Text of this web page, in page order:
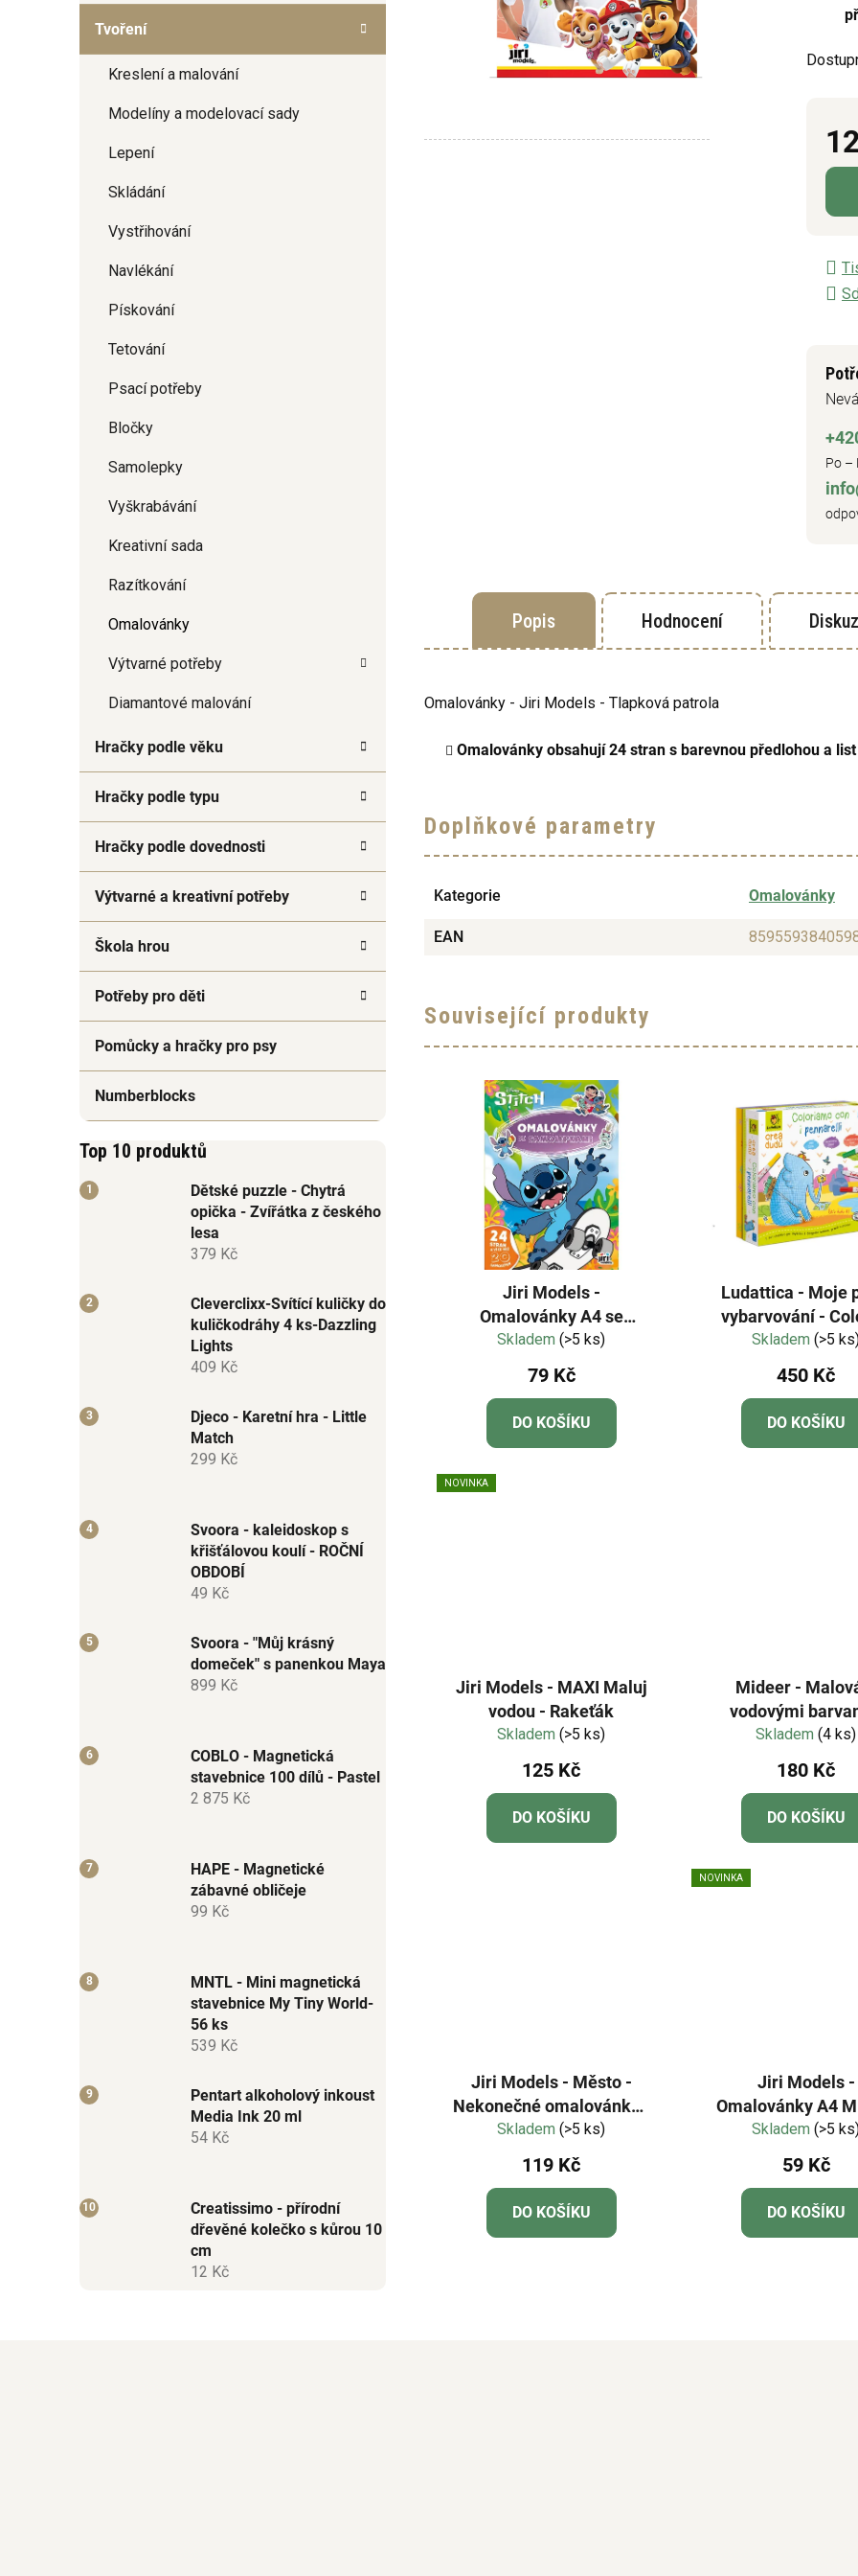
Tvoření
Kreslení a malování
Modelíny a modelovací sady
Lepení
Skládání
Vystřihování
Navlékání
Pískování
Tetování
Psací potřeby
Bločky
Samolepky
Vyškrabávání
Kreativní sada
Razítkování
Omalovánky
Výtvarné potřeby
Diamantové malování
Hračky podle věku
Hračky podle typu
Hračky podle dovednosti
Výtvarné a kreativní potřeby
Škola hrou
Potřeby pro děti
Pomůcky a hračky pro psy
Numberblocks
Top 10 produktů
Dětské puzzle - Chytrá
opička - Zvířátka z českého
lesa
379 Kč
Cleverclixx-Svítící kuličky do
kuličkodráhy 4 ks-Dazzling
Lights
409 Kč
Djeco - Karetní hra - Little
Match
299 Kč
Svoora - kaleidoskop s
křišťálovou koulí - ROČNÍ
OBDOBÍ
49 Kč
Svoora - "Můj krásný
domeček" s panenkou Maya
899 Kč
COBLO - Magnetická
stavebnice 100 dílů - Pastel
2 875 Kč
HAPE - Magnetické
zábavné obličeje
99 Kč
MNTL - Mini magnetická
stavebnice My Tiny World-
56 ks
539 Kč
Pentart alkoholový inkoust
Media Ink 20 ml
54 Kč
Creatissimo - přírodní
dřevěné kolečko s kůrou 10
cm
12 Kč
Po –
Popis Hodnocení
Omalovánky - Jiri Models - Tlapková patrola
Omalovánky obsahují 24 stran s barevnou předlohou a
Doplňkové parametry
Kategorie Omalovánky
EAN
Související produkty
Jiri Models -
Omalovánky A4 se
samolepkami Lilo &
Stitch
Skladem(>5 ks)
79 Kč
DO KOŠÍKU
Ludattica - Moje
vybarvování -
řada CREA
Skladem(>5
450 Kč
DO KOŠÍKU
NOVINKA
Jiri Models - MAXI Maluj
vodou - Rakeťák
Skladem(>5 ks)
125 Kč
DO KOŠÍKU
Mideer -
vodovými
Skladem(4 ks)
180 Kč
DO KOŠÍKU
Jiri Models - Město -
Nekonečné omalovánky -
120 cm dlouhé
Skladem(>5 ks)
119 Kč
DO KOŠÍKU
NOVINKA
Jiri Models -
Omalovánky A4
Skladem(>5
59 Kč
DO KOŠÍKU